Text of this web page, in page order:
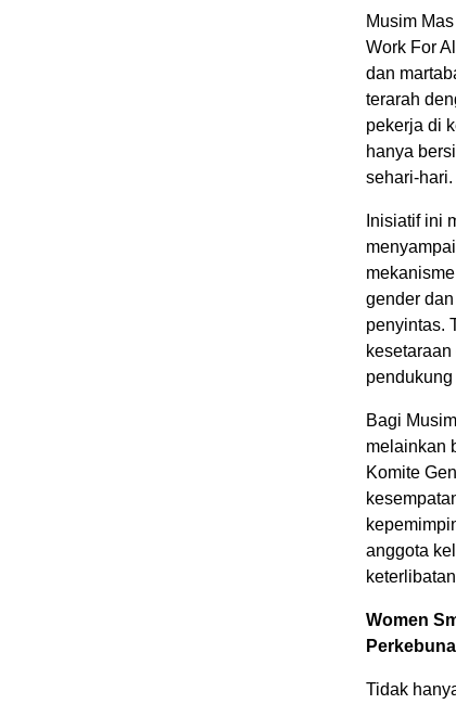
Musim
Work For
dan
terarah
pekerja di
hanya
sehari-hari.
Inisiatif ini
gender
penyintas.
Bagi
melainkan
Komite
anggota
Women
Tidak